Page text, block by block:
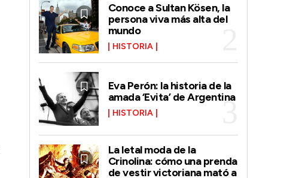
Conoce a Sultan Kösen, la
persona viva más alta del
mundo
HISTORIA
Eva Perón: la historia de la
amada ‘Evita’ de Argentina
HISTORIA
La letal moda de la
Crinolina: cómo una prenda
de vestir victoriana mató a